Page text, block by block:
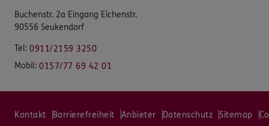
Buchenstr. 2a Eingang Eichenstr.
90556 Seukendorf
Tel: 0911/2159 3250
Mobil: 0157/77 69 42 01
Kontakt Barrierefreiheit Anbieter Datenschutz Sitemap